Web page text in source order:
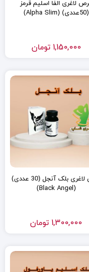
لاغری الفا اسلیم قرمز
(50عددی) (Alpha Slim)
1,150,000 تومان
قرص لاغری بلک آنجل (30 عددی)
(Black Angel)
1,300,000 تومان